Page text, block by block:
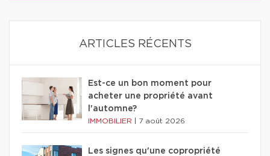
ARTICLES RÉCENTS
Est-ce un bon moment pour
acheter une propriété avant
l'automne?
IMMOBILIER 7 août 2026
Les signes qu'une copropriété